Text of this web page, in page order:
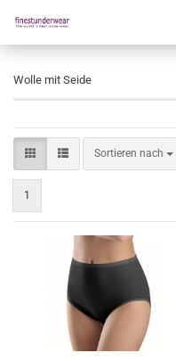
Wolle mit Seide
Sortieren nach
Sortieren nach
1